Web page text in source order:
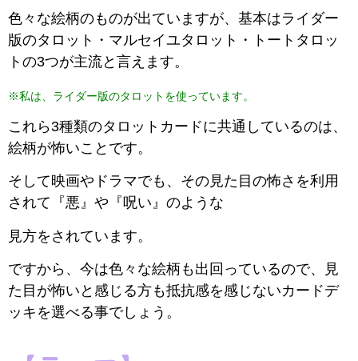
色々な絵柄のものが出ていますが、基本はライダー
版のタロット・マルセイユタロット・トートタロッ
トの3つが主流と言えます。
※私は、ライダー版のタロットを使っています。
これら3種類のタロットカードに共通しているのは、
絵柄が怖いことです。
そして映画やドラマでも、その見た目の怖さを利用
されて『悪』や『呪い』のような
見方をされています。
ですから、今は色々な絵柄も出回っているので、見
た目が怖いと感じる方も抵抗感を感じないカードデ
ッキを選べる事でしょう。